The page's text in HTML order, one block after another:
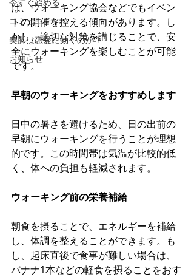
コミュニティ
美脚は恋愛に効くのか？
お知らせ
は、ウォーキング協会などでもイベン
トの開催を控える傾向があります。​し
かし、適切な対策を講じることで、安
全にウォーキングを楽しむことが可能
です。​
早朝のウォーキングをおすすめします
日中の暑さを避けるため、日の出前の
早朝にウォーキングを行うことが理想
的です。​この時間帯は気温が比較的低
く、体への負担も軽減されます。​
ウォーキング前の栄養補給
朝食を摂ることで、エネルギーを補給
し、体調を整えることができます。​も
し、起床直後で食事が難しい場合は、
バナナ1本などの軽食を摂ることをおす